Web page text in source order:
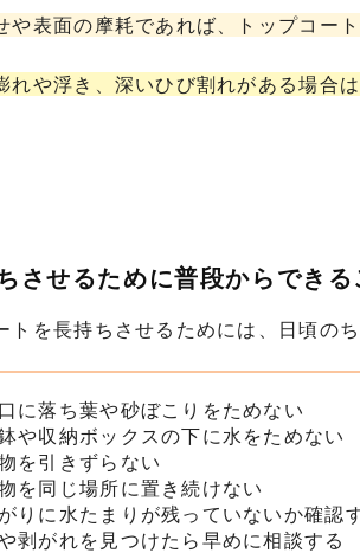
や表面の摩耗であれば、トップコー
れや浮き、深いひび割れがある場合
させるために普段からできる
トを長持ちさせるためには、日頃の
に落ち葉や砂ぼこりをためない
や収納ボックスの下に水をためない
を引きずらない
を同じ場所に置き続けない
りに水たまりが残っていないか確認
剥がれを見つけたら早めに相談する